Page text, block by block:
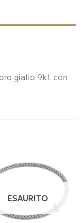
giallo 9kt con
ESAURITO